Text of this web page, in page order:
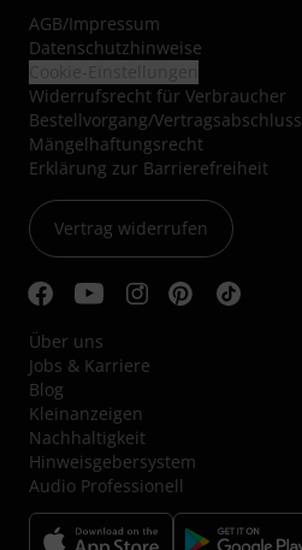
AGB/Impressum
Datenschutzhinweise
Widerrufsrecht für Verbraucher
Bestellvorgang/Vertragsabschluss
Mängelhaftungsrecht
Erklärung zur Barrierefreiheit
Vertrag widerrufen
Über uns
Jobs & Karriere
Blog
Kleinanzeigen
Nachhaltigkeit
Hinweisgebersystem
Audio Professionell